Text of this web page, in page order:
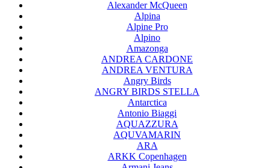
Alexander McQueen
Alpina
Alpine Pro
Alpino
Amazonga
ANDREA CARDONE
ANDREA VENTURA
Angry Birds
ANGRY BIRDS STELLA
Antarctica
Antonio Biaggi
AQUAZZURA
AQUVAMARIN
ARA
ARKK Copenhagen